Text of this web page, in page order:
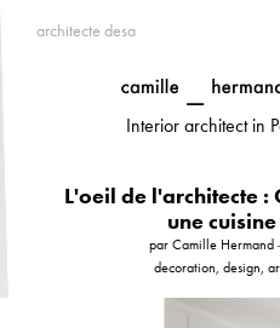
architecte desa
Interior architect in
L'oeil de l'architecte :
une
par Camille
decoration, design,